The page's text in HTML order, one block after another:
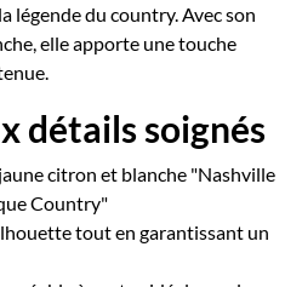
légende du country. Avec son
elle apporte une touche
détails soignés
citron et blanche "Nashville
Country"
tout en garantissant un